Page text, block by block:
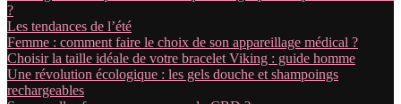
?
Les tendances de l’été
Femme : comment faire le choix de son appareillage médical ?
Choisir la taille idéale de votre bracelet Viking : guide homme
Une révolution écologique : les gels douche et shampoings
rechargeables